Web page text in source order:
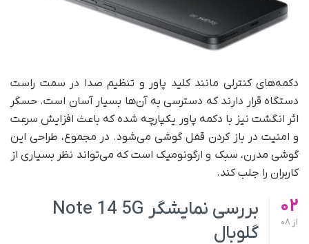
دکمه‌های کنترلی مانند کلید پاور و تنظیم صدا در سمت راست
دستگاه قرار دارند که دسترسی به آن‌ها بسیار آسان است. حسگر
اثر انگشت نیز با دکمه پاور یکپارچه شده که باعث افزایش سرعت
و امنیت در باز کردن قفل گوشی می‌شود. در مجموع، طراحی این
گوشی مدرن، سبک و ارگونومیک است که می‌تواند نظر بسیاری از
کاربران را جلب کند.
02
از
بررسی نمایشگر Note 14 5G
گلوبال